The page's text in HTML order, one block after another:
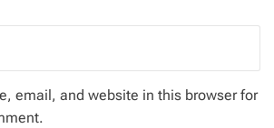
email, and website in this browser for